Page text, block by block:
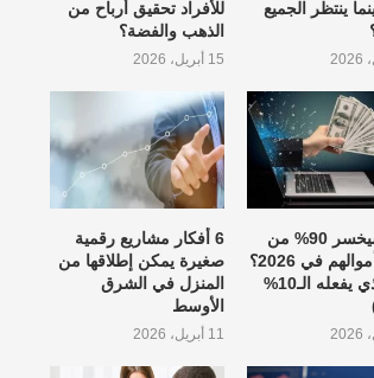
ينتظر الجميع
للأفراد تحقيق أرباح من
الذهب والفضة؟
15 أبريل، 2026
لماذا سيخسر 90% من
الناس أموالهم في 2026؟
(وما الذي يفعله الـ10%
6 أفكار مشاريع رقمية
صغيرة يمكن إطلاقها من
المنزل في الشرق
الأوسط
11 أبريل، 2026